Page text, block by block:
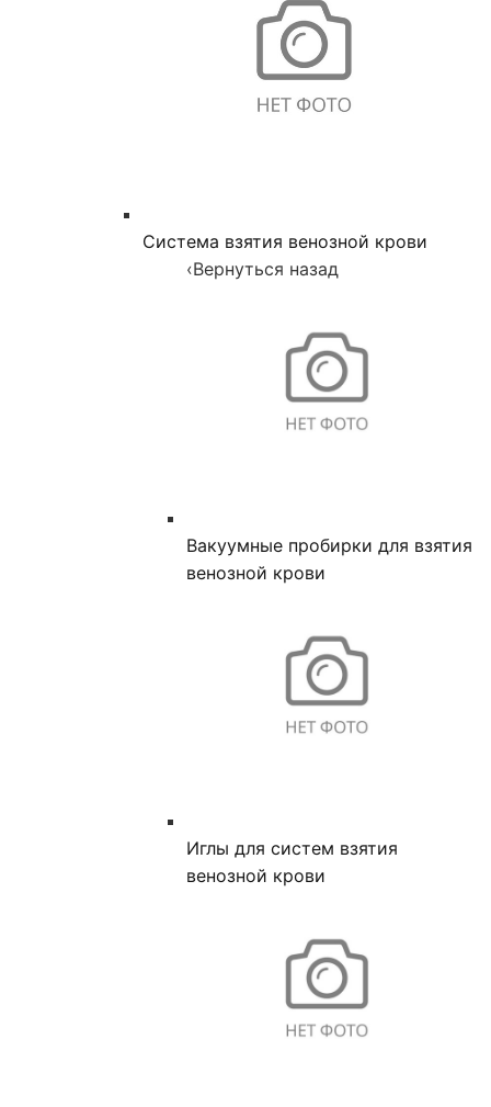
Система взятия венозной крови
‹Вернуться назад
Вакуумные пробирки для взятия
венозной крови
Иглы для систем взятия
венозной крови